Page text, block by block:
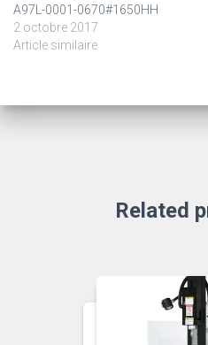
A97L-0001-0670#1650HH
2 octobre 2017
Article similaire
Related